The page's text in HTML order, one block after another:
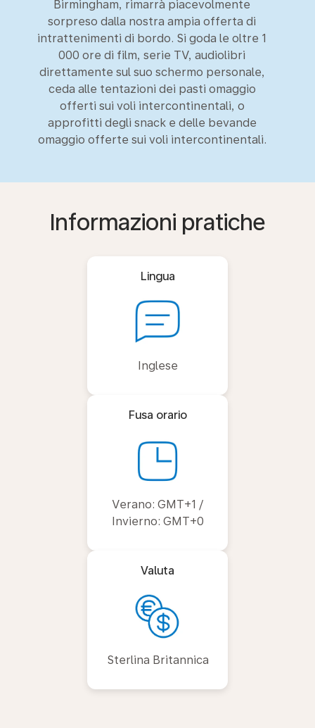
Birmingham, rimarrà piacevolmente
sorpreso dalla nostra ampia offerta di
intrattenimenti di bordo. Si goda le oltre 1
000 ore di film, serie TV, audiolibri
direttamente sul suo schermo personale,
ceda alle tentazioni dei pasti omaggio
offerti sui voli intercontinentali, o
approfitti degli snack e delle bevande
omaggio offerte sui voli intercontinentali.
Informazioni pratiche
Lingua
Inglese
Fusa orario
Verano: GMT+1 /
Invierno: GMT+0
Valuta
Sterlina Britannica